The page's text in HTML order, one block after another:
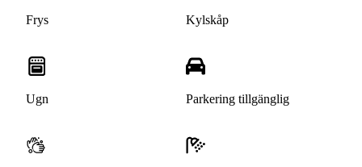
Frys Kylskåp
Ugn Parkering tillgänglig